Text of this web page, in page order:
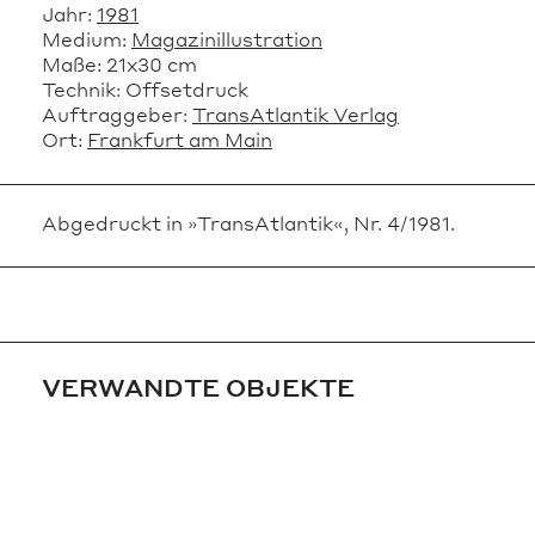
Jahr: 1981
Medium: Magazinillustration
Maße: 21x30 cm
Technik: Offsetdruck
Auftraggeber: TransAtlantik Verlag
Ort: Frankfurt am Main
Abgedruckt in »TransAtlantik«, Nr. 4/1981.
VERWANDTE OBJEKTE